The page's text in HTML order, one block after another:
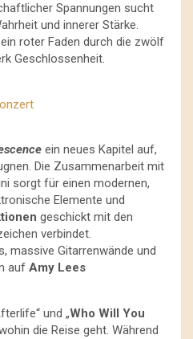
Spannungen sucht
und innerer Stärke.
roter Faden durch die zwölf
Geschlossenheit.
ein neues Kapitel auf,
Die Zusammenarbeit mit
sorgt für einen modernen,
Elemente und
geschickt mit den
verbindet.
massive Gitarrenwände und
auf Amy Lees
und „Who Will You
die Reise geht. Während